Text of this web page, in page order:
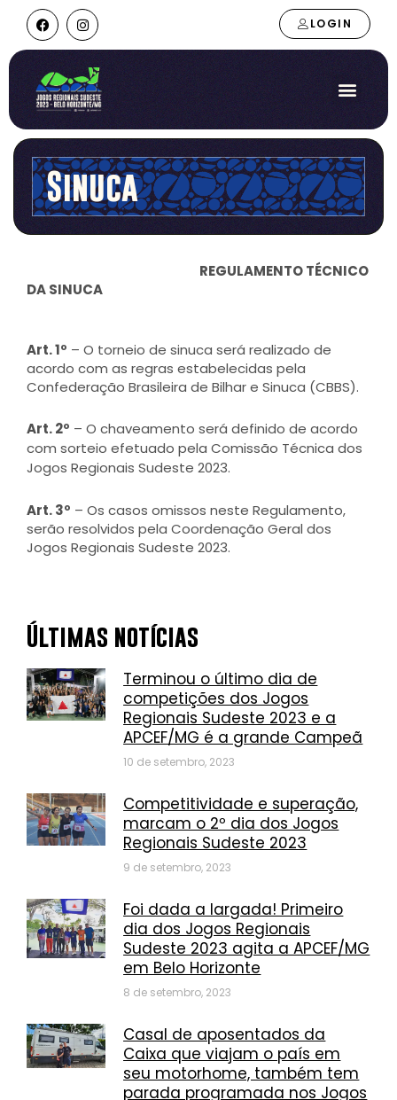
LOGIN
Sinuca
REGULAMENTO TÉCNICO
DA SINUCA
Art. 1º – O torneio de sinuca será realizado de
acordo com as regras estabelecidas pela
Confederação Brasileira de Bilhar e Sinuca (CBBS).
Art. 2º – O chaveamento será definido de acordo
com sorteio efetuado pela Comissão Técnica dos
Jogos Regionais Sudeste 2023.
Art. 3º – Os casos omissos neste Regulamento,
serão resolvidos pela Coordenação Geral dos
Jogos Regionais Sudeste 2023.
Últimas notícias
Terminou o último dia de
competições dos Jogos
Regionais Sudeste 2023 e a
APCEF/MG é a grande Campeã
10 de setembro, 2023
Competitividade e superação,
marcam o 2º dia dos Jogos
Regionais Sudeste 2023
9 de setembro, 2023
Foi dada a largada! Primeiro
dia dos Jogos Regionais
Sudeste 2023 agita a APCEF/MG
em Belo Horizonte
8 de setembro, 2023
Casal de aposentados da
Caixa que viajam o país em
seu motorhome, também tem
parada programada nos Jogos